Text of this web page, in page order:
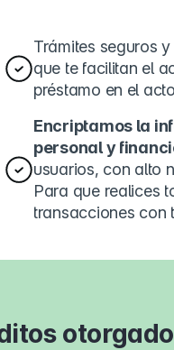
Trámites seguros y
que te facilitan el
préstamo en el
Encriptamos la
personal y
usuarios, con alto
Para que realices
transacciones con